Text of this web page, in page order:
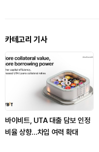
카테고리 기사
바이비트, UTA 대출 담보 인정
비율 상향…차입 여력 확대